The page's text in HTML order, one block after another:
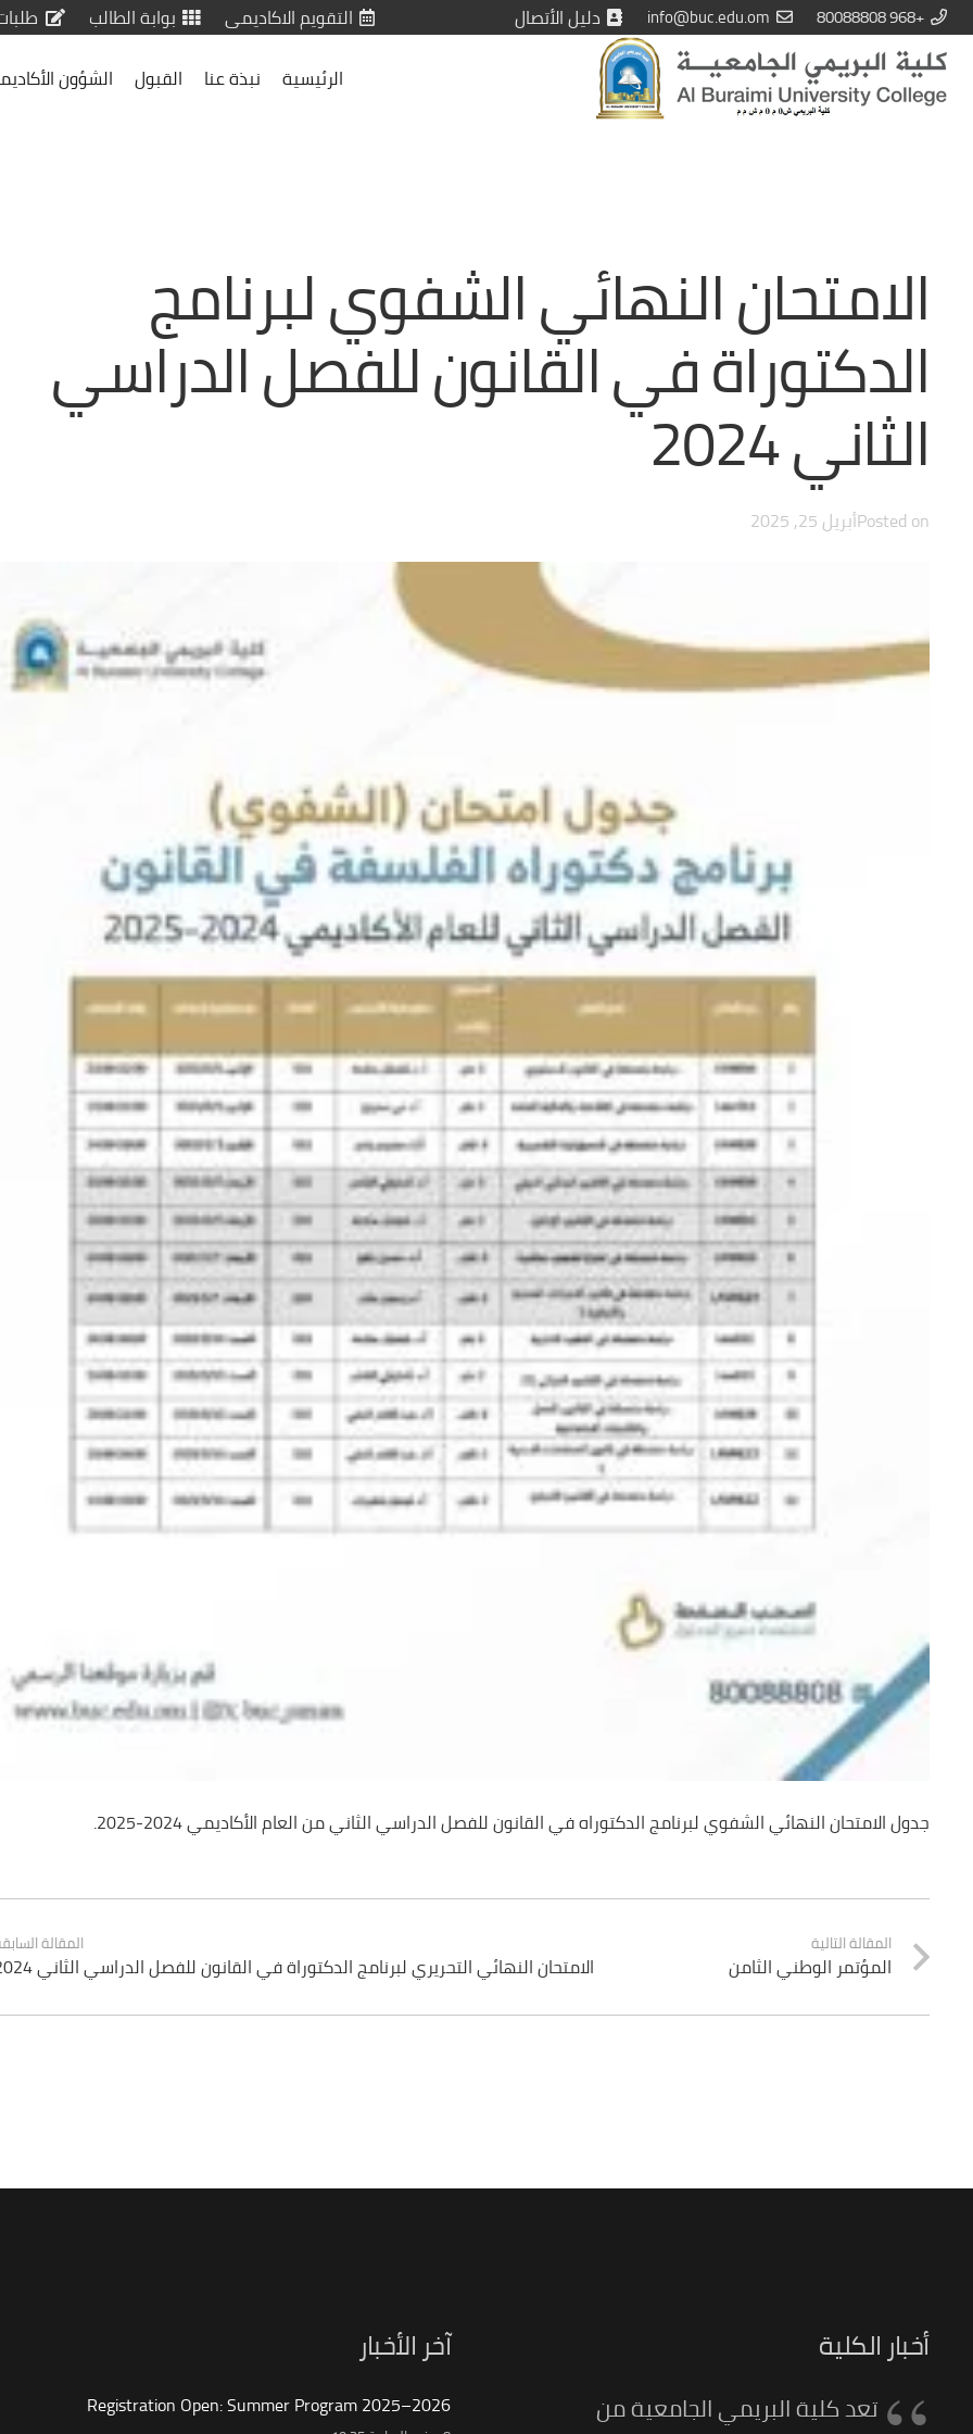
+968 80088808
info@buc.edu.om دليل الأتصال التقويم الاكاديمى بوابة الطالب
الرئيسية
نبذة عنا القبول الشؤون
الامتحان النهائي الشفوي لبرنامج
الدكتوراة في القانون للفصل الدراسي
الثاني 2024
Posted onأبريل 25, 2025
جدول الامتحان النهائي الشفوي لبرنامج الدكتوراه في القانون للفصل الدراسي الثاني من العام الأكاديمي 2024-2025.
المقالة
الامتحان النهائي التحريري لبرنامج الدكتوراة في القانون للفصل الدراسي الثاني 2024
المقالة التالية
المؤتمر الوطني الثامن
أخبار الكلية
تعد كلية البريمي الجامعية من
آخر الأخبار
Registration Open: Summer Program 2025–2026